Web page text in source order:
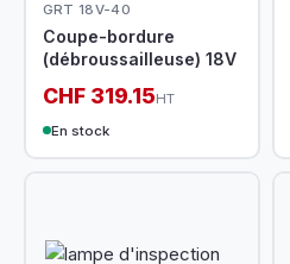
GRT 18V-40
Coupe-bordure
(débroussailleuse) 18V
CHF 319.15HT
En stock